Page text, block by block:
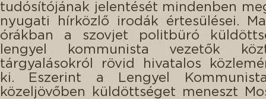
tudósítójának jelentését mindenben
nyugati hírközlő irodák értesülései.
órákban a szovjet politbüró
lengyel kommunista vezetők
tárgyalásokról rövid hivatalos
ki. Eszerint a Lengyel
közeljövőben küldöttséget meneszt